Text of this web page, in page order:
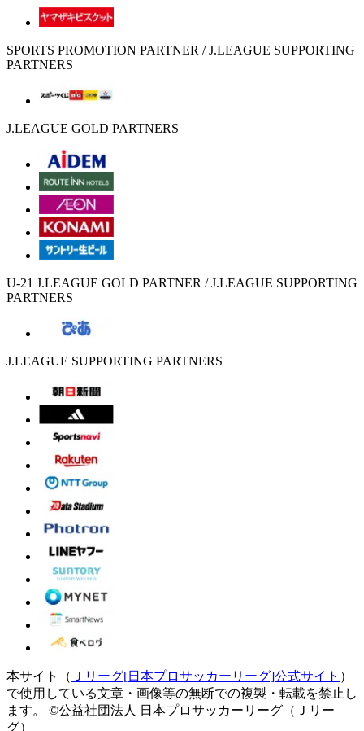
SPORTS PROMOTION PARTNER / J.LEAGUE SUPPORTING
PARTNERS
J.LEAGUE GOLD PARTNERS
U-21 J.LEAGUE GOLD PARTNER / J.LEAGUE SUPPORTING
PARTNERS
J.LEAGUE SUPPORTING PARTNERS
本サイト（ Ｊリーグ[日本プロサッカーリーグ]公式サイト ）
で使用している文章・画像等の無断での複製・転載を禁止し
ます。
©公益社団法人 日本プロサッカーリーグ（Ｊリー
グ）